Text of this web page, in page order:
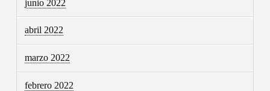
junio 2022
abril 2022
marzo 2022
febrero 2022